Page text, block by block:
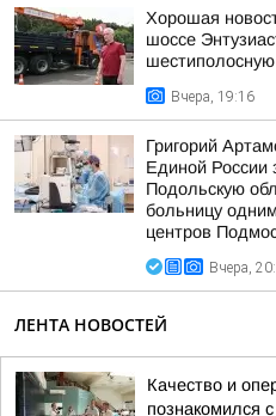
Хорошая
шоссе
шестиполосную
Вчера, 19:16
Григорий
Единой России
Подольскую
больницу
центров
Вчера,
ЛЕНТА НОВОСТЕЙ
Качество и
познакомился